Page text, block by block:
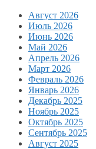
Август 2026
Июль 2026
Июнь 2026
Май 2026
Апрель 2026
Март 2026
Февраль 2026
Январь 2026
Декабрь 2025
Ноябрь 2025
Октябрь 2025
Сентябрь 2025
Август 2025